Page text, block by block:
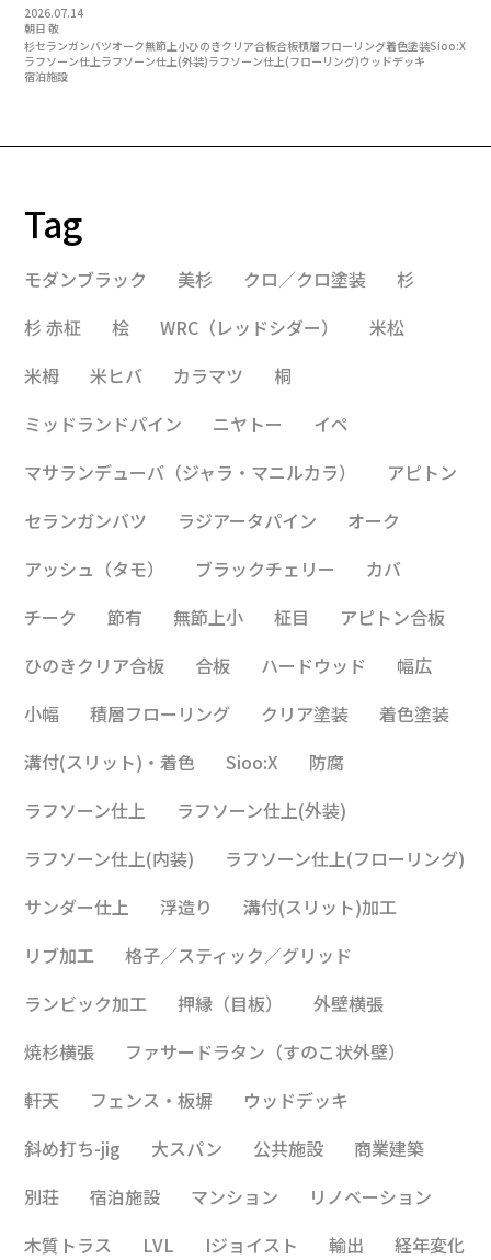
2026.07.14
朝日 敬
杉セランガンバツオーク無節上小ひのきクリア合板合板積層フローリング着色塗装Sioo:X
ラフソーン仕上ラフソーン仕上(外装)ラフソーン仕上(フローリング)ウッドデッキ
宿泊施設
Tag
モダンブラック 美杉 クロ／クロ塗装
杉
杉 赤柾
桧 WRC（レッドシダー）
米松
米栂
米ヒバ カラマツ
桐
ミッドランドパイン
ニヤトー
イペ
マサランデューバ（ジャラ・マニルカラ）
アピトン
セランガンバツ
ラジアータパイン
オーク
アッシュ（タモ）
ブラックチェリー
カバ
チーク
節有 無節上小 柾目
アピトン合板
ひのきクリア合板
合板 ハードウッド
幅広
小幅
積層フローリング クリア塗装
着色塗装
溝付(スリット)・着色
Sioo:X
防腐
ラフソーン仕上
ラフソーン仕上(外装)
ラフソーン仕上(内装)
ラフソーン仕上(フローリング)
サンダー仕上
浮造り
溝付(スリット)加工
リブ加工
格子／スティック／グリッド
ランビック加工
押縁（目板）
外壁横張
焼杉横張
ファサードラタン（すのこ状外壁）
軒天
フェンス・板塀
ウッドデッキ
斜め打ち-jig
大スパン 公共施設
商業建築
別荘
宿泊施設 マンション
リノベーション
木質トラス
LVL Iジョイスト 輸出 経年変化